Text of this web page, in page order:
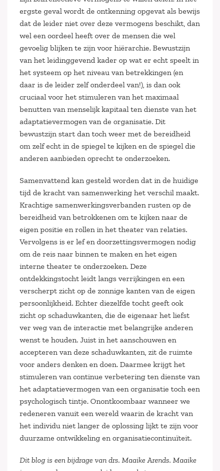
ergste geval wordt de ontkenning opgevat als bewijs
dat de leider niet over deze vermogens beschikt, dan
wel een oordeel heeft over de mensen die wel
gevoelig blijken te zijn voor hiërarchie. Bewustzijn
van het leidinggevend kader op wat er echt speelt in
het systeem op het niveau van betrekkingen (en
daar is de leider zelf onderdeel van!), is dan ook
cruciaal voor het stimuleren van het maximaal
benutten van menselijk kapitaal ten dienste van het
adaptatievermogen van de organisatie. Dit
bewustzijn start dan toch weer met de bereidheid
om zelf echt in de spiegel te kijken en de spiegel die
anderen aanbieden oprecht te onderzoeken.
Samenvattend kan gesteld worden dat in de huidige
tijd de kracht van samenwerking het verschil maakt.
Krachtige samenwerkingsverbanden rusten op de
bereidheid van betrokkenen om te kijken naar de
eigen positie en rollen in het theater van relaties.
Vervolgens is er lef en doorzettingsvermogen nodig
om de reis naar binnen te maken en het eigen
interne theater te onderzoeken. Deze
ontdekkingstocht leidt langs verrijkingen en een
verscherpt zicht op de zonnige kanten van de eigen
persoonlijkheid. Echter diezelfde tocht geeft ook
zicht op schaduwkanten, die de eigenaar het liefst
ver weg van de interactie met belangrijke anderen
wenst te houden. Juist in het aanschouwen en
accepteren van deze schaduwkanten, zit de ruimte
voor anders denken en doen. Daarmee krijgt het
stimuleren van continue verbetering ten dienste van
het adaptatievermogen van een organisatie toch een
psychologisch tintje. Onontkoombaar wanneer we
redeneren vanuit een wereld waarin de kracht van
het individu niet langer de oplossing lijkt te zijn voor
duurzame ontwikkeling en organisatiecontinuïteit.
Dit blog is een bijdrage van drs. Maaike Arends. Maaike